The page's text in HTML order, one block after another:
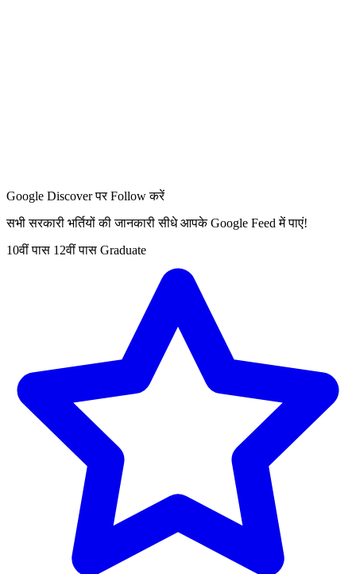
Google Discover पर Follow करें
सभी सरकारी भर्तियों की जानकारी सीधे आपके Google Feed में पाएं!
10वीं पास 12वीं पास Graduate